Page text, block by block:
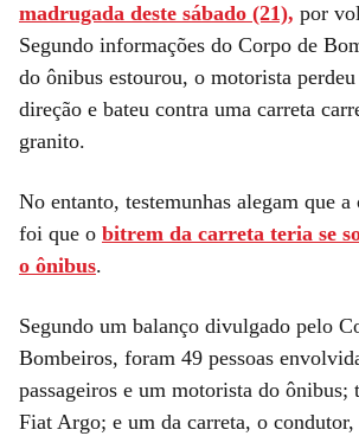
madrugada deste sábado (21), por
Segundo informações do Corpo de
do ônibus estourou, o motorista
direção e bateu contra uma carreta
granito.
No entanto, testemunhas alegam que a
foi que o bitrem da carreta teria se
o ônibus.
Segundo um balanço divulgado pelo
Bombeiros, foram 49 pessoas
passageiros e um motorista do ônibus;
Fiat Argo; e um da carreta, o